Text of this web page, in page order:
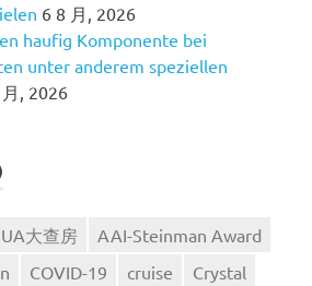
6 8 月, 2026
haufig Komponente bei
unter anderem speziellen
, 2026
大查房
AAI-Steinman Award
COVID-19 cruise
Crystal